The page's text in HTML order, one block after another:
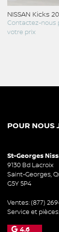
NISSAN Kicks
Contactez-nous
votre prix
POUR NOUS
St-Georges
9130 Bd Lacroix
Saint-Georges,
G5Y 5P4
Ventes:(877)
Service et pièces:
4.6